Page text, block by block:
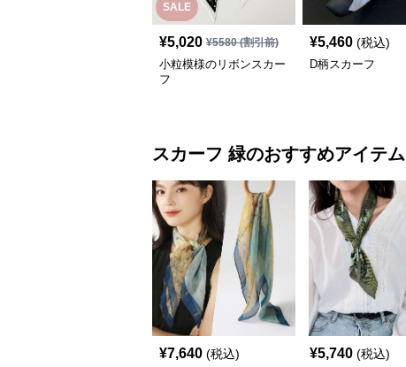
SALE
¥5,020 ¥5580(割引前)
小粒模様のリボンスカー
フ
¥5,460 (税込)
D柄スカーフ
スカーフ 緑のおすすめアイテム
¥7,640 (税込) ¥5,740 (税込)